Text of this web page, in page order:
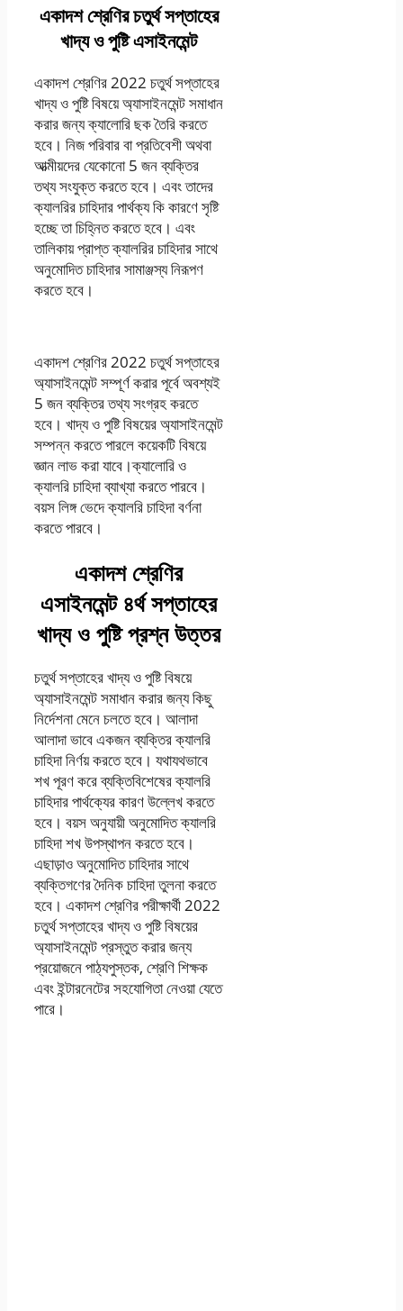
একাদশ শ্রেণির চতুর্থ সপ্তাহের
খাদ্য ও পুষ্টি এসাইনমেন্ট
একাদশ শ্রেণির 2022 চতুর্থ সপ্তাহের
খাদ্য ও পুষ্টি বিষয়ে অ্যাসাইনমেন্ট সমাধান
করার জন্য ক্যালোরি ছক তৈরি করতে
হবে। নিজ পরিবার বা প্রতিবেশী অথবা
আত্মীয়দের যেকোনো 5 জন ব্যক্তির
তথ্য সংযুক্ত করতে হবে। এবং তাদের
ক্যালরির চাহিদার পার্থক্য কি কারণে সৃষ্টি
হচ্ছে তা চিহ্নিত করতে হবে। এবং
তালিকায় প্রাপ্ত ক্যালরির চাহিদার সাথে
অনুমোদিত চাহিদার সামাঞ্জস্য নিরূপণ
করতে হবে।
একাদশ শ্রেণির 2022 চতুর্থ সপ্তাহের
অ্যাসাইনমেন্ট সম্পূর্ণ করার পূর্বে অবশ্যই
5 জন ব্যক্তির তথ্য সংগ্রহ করতে
হবে। খাদ্য ও পুষ্টি বিষয়ের অ্যাসাইনমেন্ট
সম্পন্ন করতে পারলে কয়েকটি বিষয়ে
জ্ঞান লাভ করা যাবে।ক্যালোরি ও
ক্যালরি চাহিদা ব্যাখ্যা করতে পারবে।
বয়স লিঙ্গ ভেদে ক্যালরি চাহিদা বর্ণনা
করতে পারবে।
একাদশ শ্রেণির
এসাইনমেন্ট ৪র্থ সপ্তাহের
খাদ্য ও পুষ্টি প্রশ্ন উত্তর
চতুর্থ সপ্তাহের খাদ্য ও পুষ্টি বিষয়ে
অ্যাসাইনমেন্ট সমাধান করার জন্য কিছু
নির্দেশনা মেনে চলতে হবে। আলাদা
আলাদা ভাবে একজন ব্যক্তির ক্যালরি
চাহিদা নির্ণয় করতে হবে। যথাযথভাবে
শখ পূরণ করে ব্যক্তিবিশেষের ক্যালরি
চাহিদার পার্থক্যের কারণ উল্লেখ করতে
হবে। বয়স অনুযায়ী অনুমোদিত ক্যালরি
চাহিদা শখ উপস্থাপন করতে হবে।
এছাড়াও অনুমোদিত চাহিদার সাথে
ব্যক্তিগণের দৈনিক চাহিদা তুলনা করতে
হবে। একাদশ শ্রেণির পরীক্ষার্থী 2022
চতুর্থ সপ্তাহের খাদ্য ও পুষ্টি বিষয়ের
অ্যাসাইনমেন্ট প্রস্তুত করার জন্য
প্রয়োজনে পাঠ্যপুস্তক, শ্রেণি শিক্ষক
এবং ইন্টারনেটের সহযোগিতা নেওয়া যেতে
পারে।